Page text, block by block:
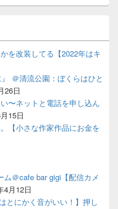
を改装してる【2022年はキ
＠清流公園：ぼくらはひと
26日
〜ネットと電話を申し込ん
15日
【小さな作家作品にお金を
＠cafe bar gigi【配信カメ
4月12日
とにかく音がいい！】押し